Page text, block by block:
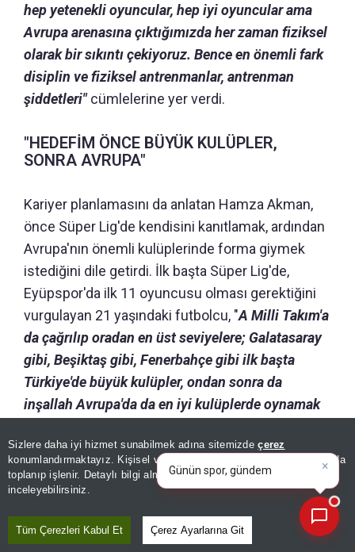
Sizlere daha iyi hizmet sunabilmek adına sitemizdeçerez
konumlandırmaktayız. Kişisel verileriniz, KVKK ve GDPR kapsamında
toplanıp işlenir. Detaylı bilgi almak içinAydınlatma Metnimizi
inceleyebilirsiniz.
Tüm Çerezleri Kabul Et Çerez Ayarlarına Git
hep yetenekli oyuncular, hep iyi oyuncular ama
Avrupa arenasına çıktığımızda her zaman fiziksel
olarak bir sıkıntı çekiyoruz. Bence en önemli fark
disiplin ve fiziksel antrenmanlar, antrenman
şiddetleri"cümlelerine yer verdi.
"HEDEFİM ÖNCE BÜYÜK KULÜPLER,
SONRA AVRUPA"
Kariyer planlamasını da anlatan Hamza Akman,
önce Süper Lig'de kendisini kanıtlamak, ardından
Avrupa'nın önemli kulüplerinde forma giymek
istediğini dile getirdi. İlk başta Süper Lig'de,
Eyüpspor'da ilk 11 oyuncusu olması gerektiğini
vurgulayan 21 yaşındaki futbolcu, "A Milli Takım'a
da çağrılıp oradan en üst seviyelere; Galatasaray
gibi, Beşiktaş gibi, Fenerbahçe gibi ilk başta
Türkiye'de büyük kulüpler, ondan sonra da
inşallah Avrupa'da da en iyi kulüplerde oynamak
tutuyorum" şeklinde konuştu.
"GALATASARAY BENİM İÇİN HER ZAMAN
Günün spor, gündem ve
ekonomi gelişmelerini analiz
edin!|